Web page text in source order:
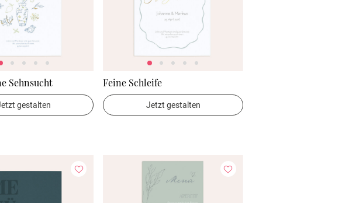
Sehnsucht
gestalten
Feine Schleife
Jetzt gestalten